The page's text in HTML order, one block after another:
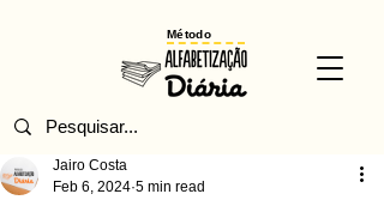
Método
Jairo Costa
Feb 6, 2024 5 min read